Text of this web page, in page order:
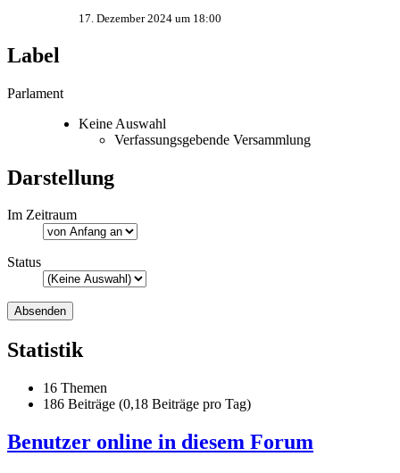
17. Dezember 2024 um 18:00
Label
Parlament
Keine Auswahl
Verfassungsgebende Versammlung
Darstellung
Im Zeitraum
Status
Statistik
16 Themen
186 Beiträge (0,18 Beiträge pro Tag)
Benutzer online in diesem Forum